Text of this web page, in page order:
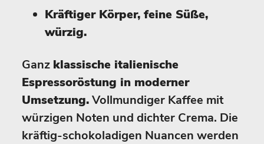
Kräftiger Körper, feine Süße,
würzig.
Ganz klassische italienische
Espressoröstung in moderner
Umsetzung.Vollmundiger Kaffee mit
würzigen Noten und dichter Crema. Die
kräftig-schokoladigen Nuancen werden